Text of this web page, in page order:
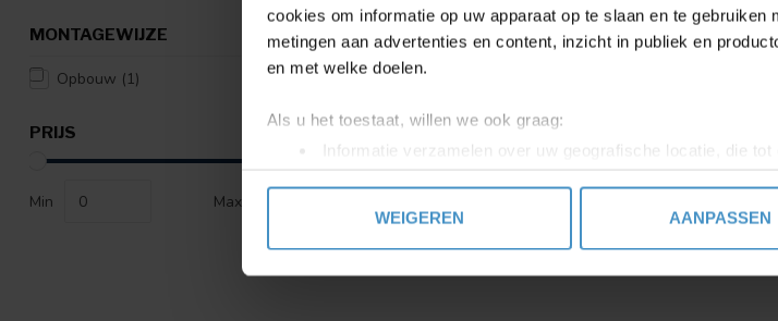
cookies om informatie op uw apparaat op te slaan en te
metingen aan advertenties en content, inzicht in publiek en
en met welke doelen.
Als u het toestaat, willen we ook graag:
Informatie verzamelen over uw geografische locatie, die
Uw apparaat identificeren door het actief te scannen op
toestemming op elk moment wijzigen of intrekken in de
WEIGEREN AANPASSEN
MONTAGEWIJZE
Opbouw (1)
PRIJS
Min Max
€13,95 €11,86